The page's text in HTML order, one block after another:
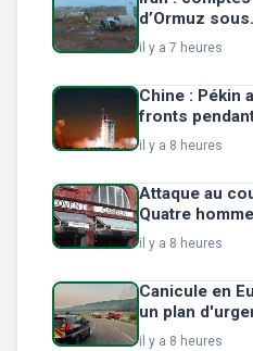
d’Ormuz
il y a 7 heures
Chine : Pékin
fronts
il y a 8 heures
Attaque au
Quatre
il y a 8 heures
Canicule en
un plan
il y a 8 heures